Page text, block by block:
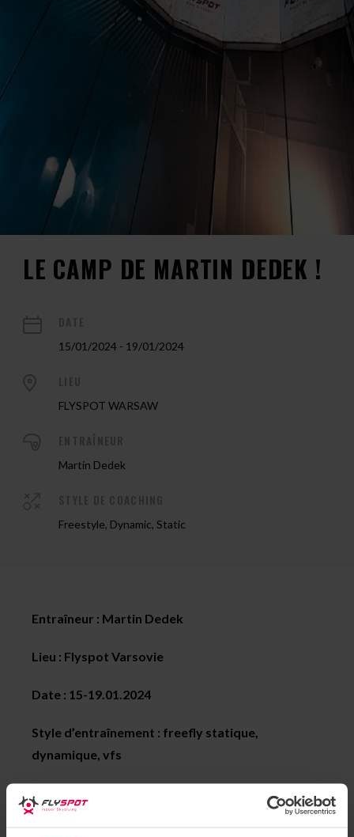
LE CAMP DE MARTIN DEDEK !
15/01/2024 - 19/01/2024
FLYSPOT WARSAW
Martin Dedek
Freestyle, Dynamic, Static
Entraîneur : Martin Dedek
Lieu : Flyspot Varsovie
Date : 15-19.01.2024
Style d’entraînement : freefly statique,
dynamique, vfs
Les réalisations de Martin :